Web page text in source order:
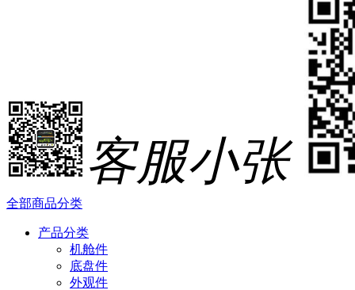
客服小张
全部商品分类
产品分类
机舱件
底盘件
外观件